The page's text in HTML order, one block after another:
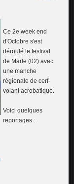
Ce 2e week end
d'Octobre s'est
déroulé le festival
de Marle (02) avec
une manche
régionale de cerf-
volant acrobatique.
Voici quelques
reportages :